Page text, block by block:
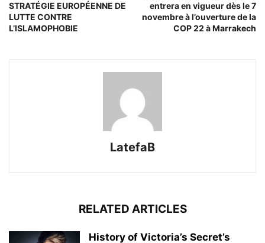
STRATÉGIE EUROPÉENNE DE
LUTTE CONTRE
L’ISLAMOPHOBIE
entrera en vigueur dès le 7
novembre à l’ouverture de la
COP 22 à Marrakech
LatefaB
RELATED ARTICLES
History of Victoria’s Secret’s